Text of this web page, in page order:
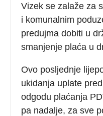
Vizek se zalaže za
i komunalnim
predujma dobiti u
smanjenje plaća u
Ovo posljednje
ukidanja uplate
odgodu plaćanja
pa nadalje, za sve